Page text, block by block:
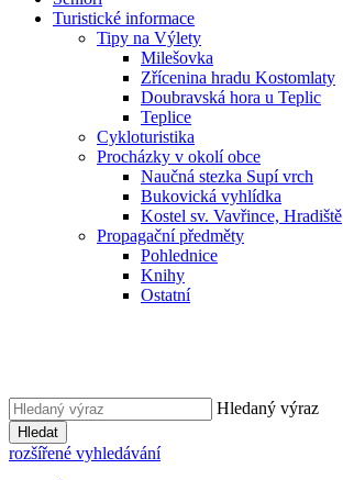
Turistické informace
Tipy na Výlety
Milešovka
Zřícenina hradu Kostomlaty
Doubravská hora u Teplic
Teplice
Cykloturistika
Procházky v okolí obce
Naučná stezka Supí vrch
Bukovická vyhlídka
Kostel sv. Vavřince, Hradiště
Propagační předměty
Pohlednice
Knihy
Ostatní
Hledaný výraz
Hledat
rozšířené vyhledávání